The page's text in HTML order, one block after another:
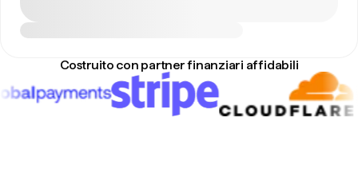
Costruito con partner finanziari affidabili